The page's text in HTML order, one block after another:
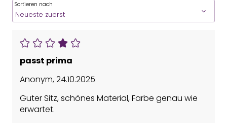
Sortieren nach
passt prima
Anonym,24.10.2025
Guter Sitz, schönes Material, Farbe genau wie
erwartet.